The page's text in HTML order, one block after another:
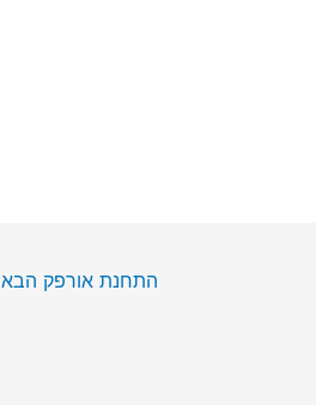
התחנת אורפק הבא